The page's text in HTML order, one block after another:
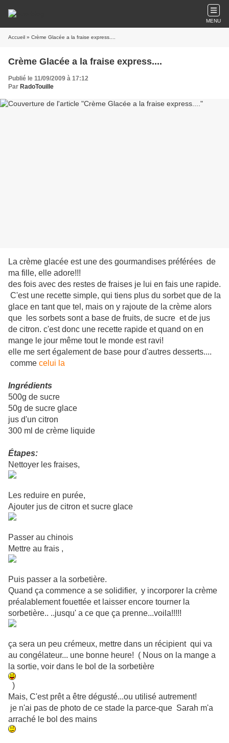
MENU
Accueil » Crème Glacée a la fraise express....
Crème Glacée a la fraise express....
Publié le 11/09/2009 à 17:12
Par RadoTouille
La crème glacée est une des gourmandises préférées de
ma fille, elle adore!!!
des fois avec des restes de fraises je lui en fais une rapide.
C'est une recette simple, qui tiens plus du sorbet que de la
glace en tant que tel, mais on y rajoute de la crème alors
que les sorbets sont a base de fruits, de sucre et de jus
de citron. c'est donc une recette rapide et quand on en
mange le jour même tout le monde est ravi!
elle me sert également de base pour d'autres desserts....
comme celui la
Ingrédients
500g de sucre
50g de sucre glace
jus d'un citron
300 ml de crème liquide
Étapes:
Nettoyer les fraises,
Les reduire en purée,
Ajouter jus de citron et sucre glace
Passer au chinois
Mettre au frais ,
Puis passer a la sorbetière.
Quand ça commence a se solidifier, y incorporer la crème
préalablement fouettée et laisser encore tourner la
sorbetière.. ..jusqu' a ce que ça prenne...voila!!!!!
ça sera un peu crémeux, mettre dans un récipient qui va
au congélateur... une bonne heure! ( Nous on la mange a
la sortie, voir dans le bol de la sorbetière
)
Mais, C'est prêt a être dégusté...ou utilisé autrement!
je n'ai pas de photo de ce stade la parce-que Sarah m'a
arraché le bol des mains